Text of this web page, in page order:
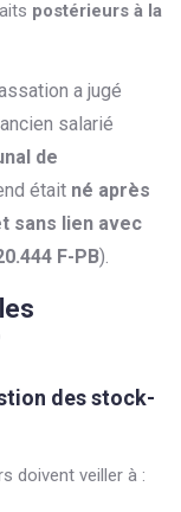
postérieurs à la
a jugé
salarié
de
était né après
sans lien avec
F-PB).
des stock-
doivent veiller à :